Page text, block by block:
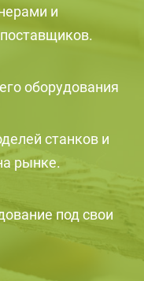
и
оборудования
станков и
рынке.
под свои